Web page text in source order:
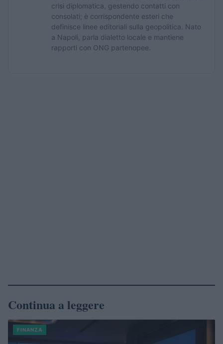
crisi diplomatica, gestendo contatti con
consolati; è corrispondente esteri che
definisce linee editoriali sulla geopolitica. Nato
a Napoli, parla dialetto locale e mantiene
rapporti con ONG partenopee.
Continua a leggere
FINANZA